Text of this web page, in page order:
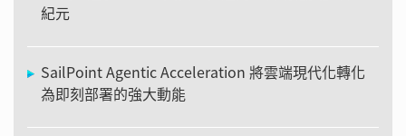
紀元
SailPoint Agentic Acceleration 將雲端現代化轉化
為即刻部署的強大動能